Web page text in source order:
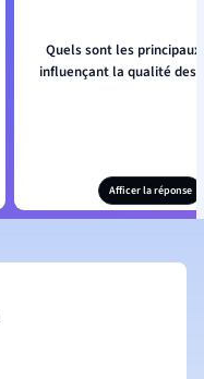
Quels sont les
influençant la qualité des
Afficer la réponse